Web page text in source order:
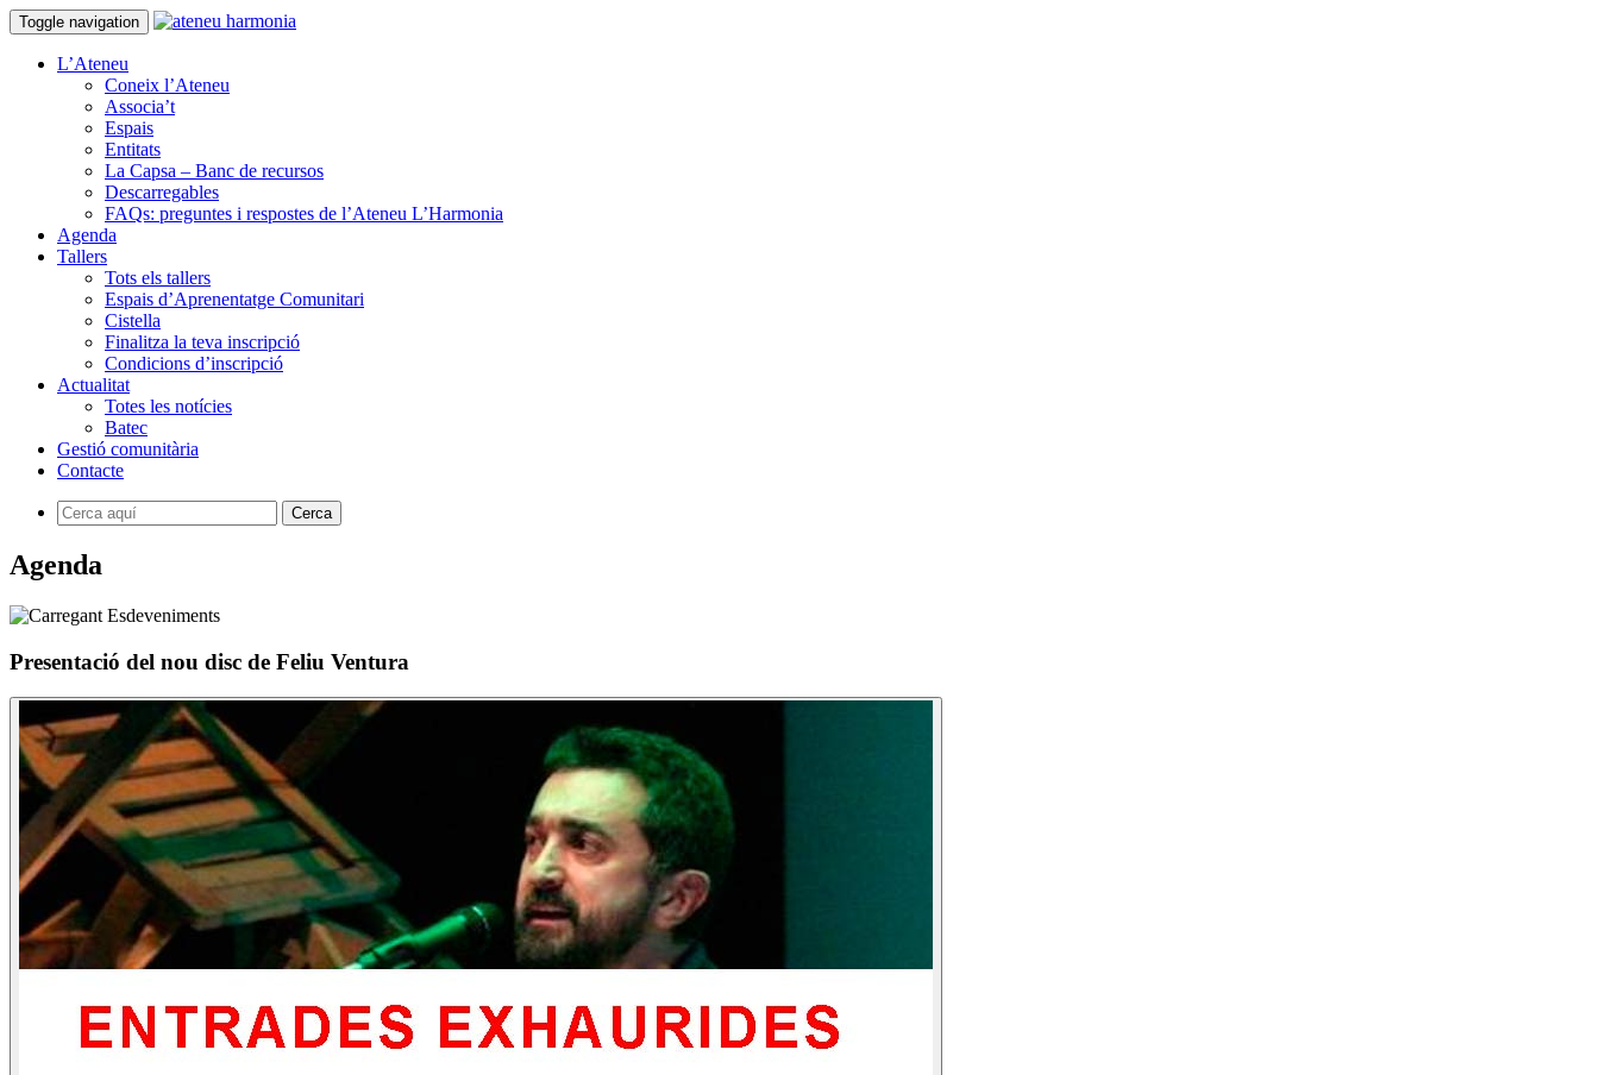
Toggle navigation
L’Ateneu
Coneix l’Ateneu
Associa’t
Espais
Entitats
La Capsa – Banc de recursos
Descarregables
FAQs: preguntes i respostes de l’Ateneu L’Harmonia
Agenda
Tallers
Tots els tallers
Espais d’Aprenentatge Comunitari
Cistella
Finalitza la teva inscripció
Condicions d’inscripció
Actualitat
Totes les notícies
Batec
Gestió comunitària
Contacte
Agenda
Presentació del nou disc de Feliu Ventura